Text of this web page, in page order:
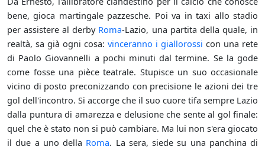
bene, gioca martingale pazzesche. Poi va in taxi allo stadio
per assistere al derby Roma-Lazio, una partita della quale, in
realtà, sa già ogni cosa: vinceranno i giallorossi con una rete
di Paolo Giovannelli a pochi minuti dal termine. Se la gode
come fosse una pièce teatrale. Stupisce un suo occasionale
vicino di posto preconizzando con precisione le azioni dei tre
gol dell'incontro. Si accorge che il suo cuore tifa sempre Lazio
dalla puntura di amarezza e delusione che sente al gol finale:
quel che è stato non si può cambiare. Ma lui non s'era giocato
il due a uno della Roma. La sera, siede su una panchina di